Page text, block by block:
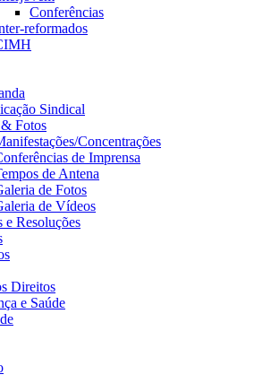
Conferências
reformados
Sindical
Fotos
Concentrações
de Imprensa
de Antena
de Fotos
de Vídeos
e Resoluções
Direitos
e Saúde